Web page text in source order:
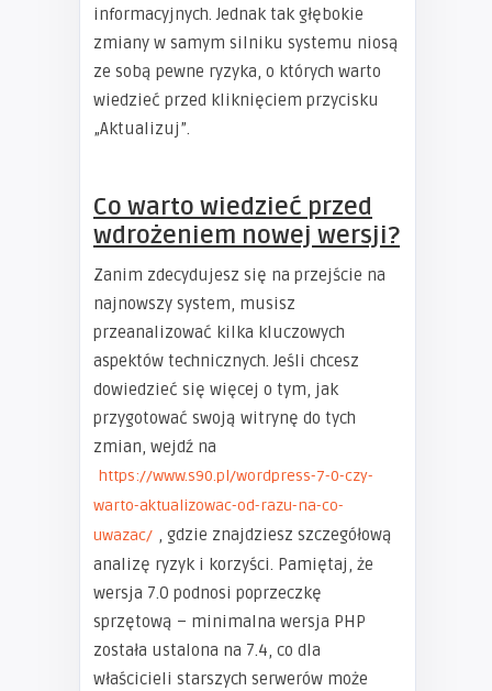
informacyjnych. Jednak tak głębokie
zmiany w samym silniku systemu niosą
ze sobą pewne ryzyka, o których warto
wiedzieć przed kliknięciem przycisku
„Aktualizuj”.
Co warto wiedzieć przed
wdrożeniem nowej wersji?
Zanim zdecydujesz się na przejście na
najnowszy system, musisz
przeanalizować kilka kluczowych
aspektów technicznych. Jeśli chcesz
dowiedzieć się więcej o tym, jak
przygotować swoją witrynę do tych
zmian, wejdź na
https://www.s90.pl/wordpress-7-0-czy-
warto-aktualizowac-od-razu-na-co-
uwazac/ , gdzie znajdziesz szczegółową
analizę ryzyk i korzyści. Pamiętaj, że
wersja 7.0 podnosi poprzeczkę
sprzętową – minimalna wersja PHP
została ustalona na 7.4, co dla
właścicieli starszych serwerów może